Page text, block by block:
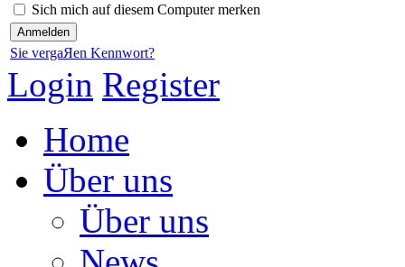
Sich mich auf diesem Computer merken
Sie vergaЯen Kennwort?
Login Register
Home
Über uns
Über uns